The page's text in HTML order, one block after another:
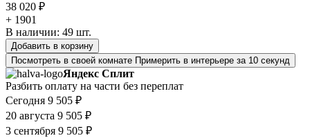
38 020 ₽
+ 1901
В наличии: 49 шт.
Добавить в корзину
Посмотреть в своей комнате Примерить в интерьере за 10 секунд
Яндекс Сплит
Разбить оплату на части без переплат
Сегодня 9 505 ₽
20 августа 9 505 ₽
3 сентября 9 505 ₽